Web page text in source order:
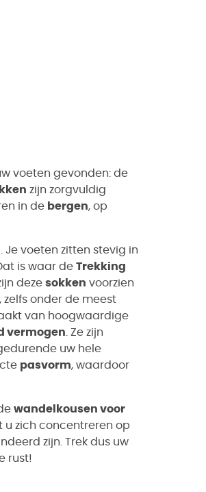
voeten gevonden: de
zijn zorgvuldig
in de bergen, op
voeten zitten stevig in
is waar de Trekking
deze sokken voorzien
onder de meest
van hoogwaardige
vermogen . Ze zijn
uw hele
pasvorm, waardoor
wandelkousen voor
u zich concentreren op
zijn. Trek dus uw
rust!